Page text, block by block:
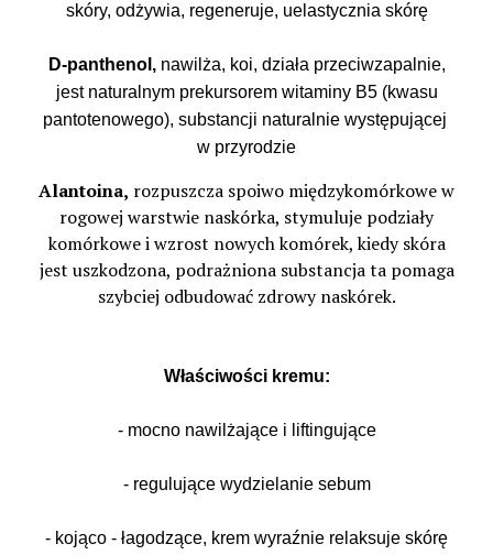
skóry, odżywia, regeneruje, uelastycznia skórę
D-panthenol,nawilża, koi, działa przeciwzapalnie,
jest naturalnym prekursorem witaminy B5 (kwasu
pantotenowego), substancji naturalnie występującej
w przyrodzie
Alantoina, rozpuszcza spoiwo międzykomórkowe w
rogowej warstwie naskórka, stymuluje podziały
komórkowe i wzrost nowych komórek, kiedy skóra
jest uszkodzona, podrażniona substancja ta pomaga
szybciej odbudować zdrowy naskórek.
Właściwości kremu:
- mocno nawilżające i liftingujące
- regulujące wydzielanie sebum
- kojąco - łagodzące, krem wyraźnie relaksuje skórę